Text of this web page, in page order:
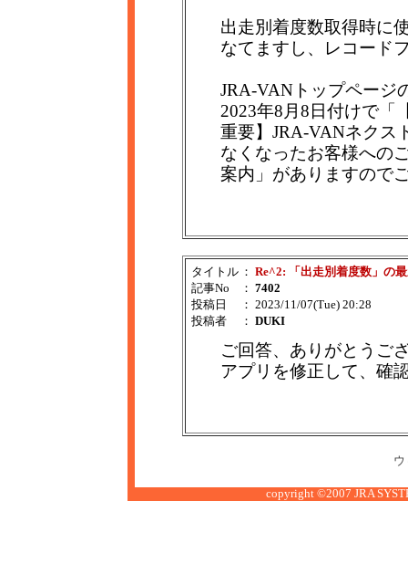
出走別着度数取得時に
なてますし、レコード
JRA-VANトップページ
2023年8月8日付けで「
重要】JRA-VANネクス
なくなったお客様への
案内」がありますので
タイトル ： Re^2: 「出走別着度数」の
記事No
： 7402
投稿日
： 2023/11/07(Tue) 20:28
投稿者
： DUKI
ご回答、ありがとうご
アプリを修正して、確
copyright ©2007 JRA